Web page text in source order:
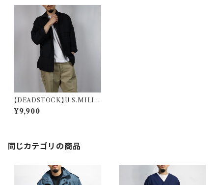
【DEADSTOCK】U.S.MILIT
ARY BLACK357 BDU JAC
KET 米軍 ブラック357 BDU
¥9,900
同じカテゴリの商品